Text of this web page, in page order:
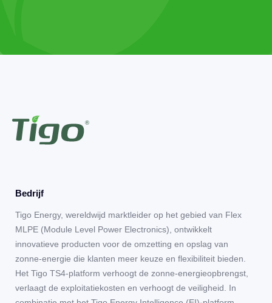
Bedrijf
Tigo Energy, wereldwijd marktleider op het gebied van Flex
MLPE (Module Level Power Electronics), ontwikkelt
innovatieve producten voor de omzetting en opslag van
zonne-energie die klanten meer keuze en flexibiliteit bieden.
Het Tigo TS4-platform verhoogt de zonne-energieopbrengst,
verlaagt de exploitatiekosten en verhoogt de veiligheid. In